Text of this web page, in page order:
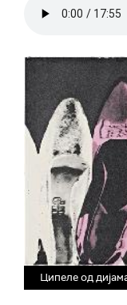
Ципелe од